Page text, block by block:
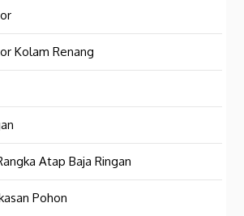
Kolam Renang
Atap Baja Ringan
Pohon